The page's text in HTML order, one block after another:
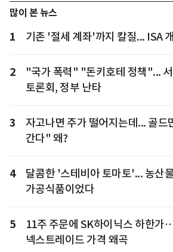
많이 본 뉴스
1 기존 '절세 계좌'까지 칼질... ISA
2
"국가 폭력" "돈키호테 정책"...
토론회, 정부 난타
3
자고나면 주가 떨어지는데... 골
간다" 왜?
4
달콤한 '스테비아 토마토'... 농산
가공식품이었다
5
11주 주문에 SK하이닉스 하한가
넥스트레이드 가격 왜곡